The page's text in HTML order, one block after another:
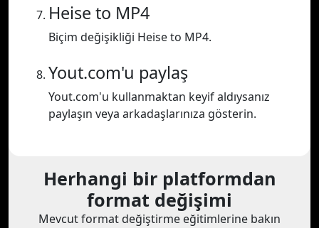
Heise to MP4
Biçim değişikliği Heise to MP4.
Yout.com'u paylaş
Yout.com'u kullanmaktan keyif aldıysanız
paylaşın veya arkadaşlarınıza gösterin.
Herhangi bir platformdan
format değişimi
Mevcut format değiştirme eğitimlerine bakın